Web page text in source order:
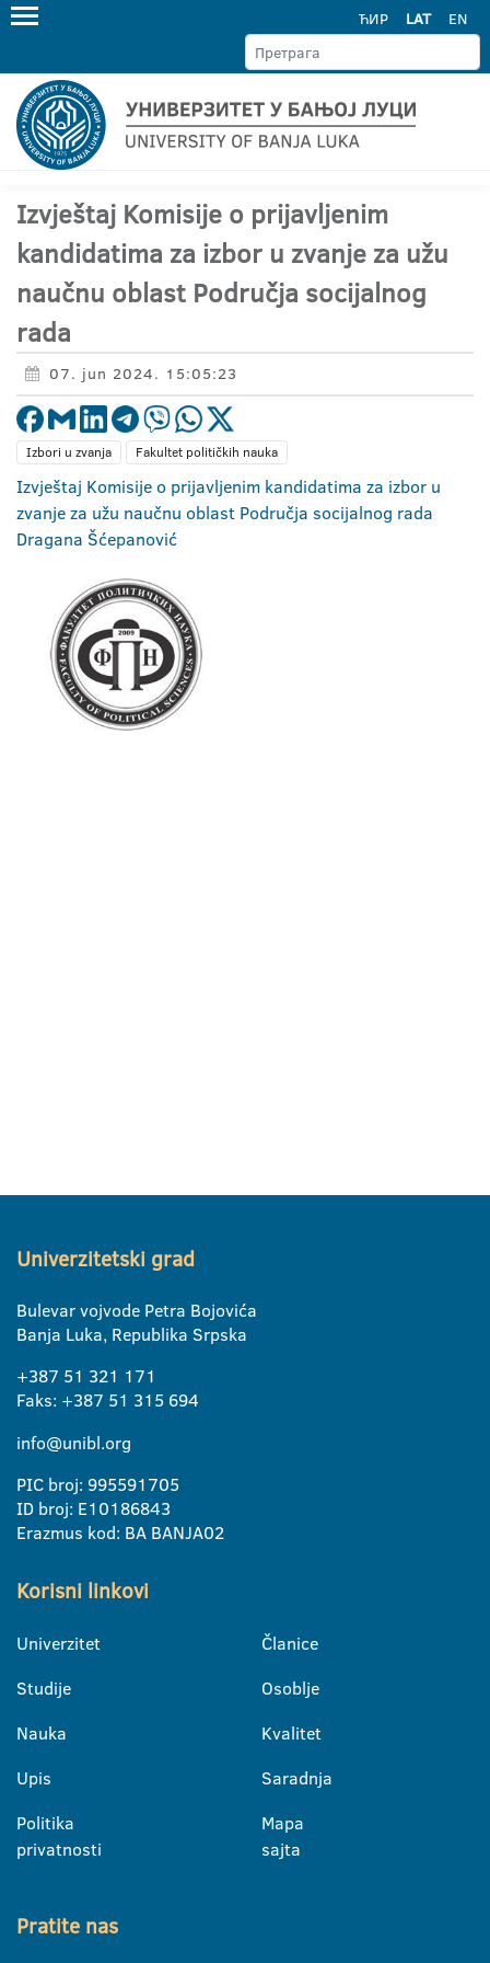
ЋИР LAT EN
Izvještaj Komisije o prijavljenim
kandidatima za izbor u zvanje za užu
naučnu oblast Područja socijalnog
rada
07. jun 2024. 15:05:23
Izbori u zvanja Fakultet političkih nauka
Izvještaj Komisije o prijavljenim kandidatima za izbor u
zvanje za užu naučnu oblast Područja socijalnog rada
Dragana Šćepanović
Univerzitetski grad
Bulevar vojvode Petra Bojovića
Banja Luka, Republika Srpska
+387 51 321 171
Faks: +387 51 315 694
info@unibl.org
PIC broj: 995591705
ID broj: E10186843
Erazmus kod: BA BANJA02
Korisni linkovi
Univerzitet
Studije
Nauka
Upis
Politika
privatnosti
Članice
Osoblje
Kvalitet
Saradnja
Mapa
sajta
Pratite nas